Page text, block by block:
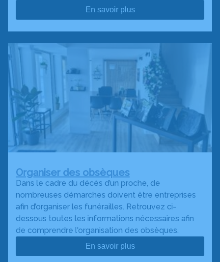
En savoir plus
Organiser des obsèques
Dans le cadre du décès d’un proche, de
nombreuses démarches doivent être entreprises
afin d’organiser les funérailles. Retrouvez ci-
dessous toutes les informations nécessaires afin
de comprendre l'organisation des obsèques.
En savoir plus